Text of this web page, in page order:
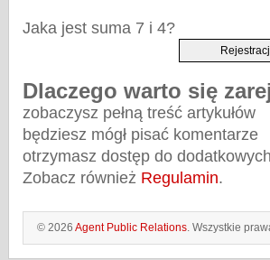
Jaka jest suma 7 i 4?
Dlaczego warto się
zobaczysz pełną treść artykułów
będziesz mógł pisać komentarze
otrzymasz dostęp do
Zobacz również Regulamin.
© 2026 Agent Public Relations. Wszystkie